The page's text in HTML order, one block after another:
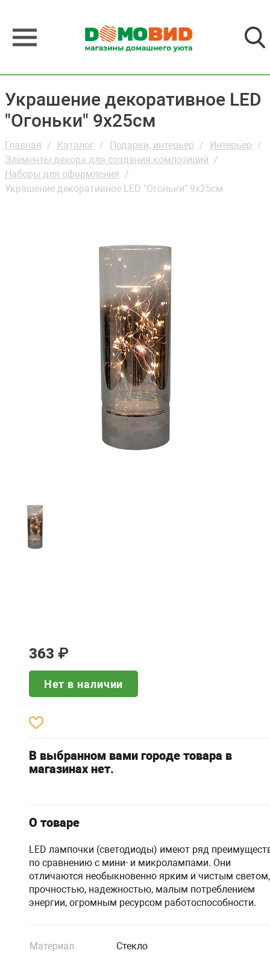
Украшение декоративное LED
"Огоньки" 9х25см
Главная Каталог Подарки, интерьер
Интерьер
Элементы декора для создания композиций
Наборы для оформления
Украшение декоративное LED "Огоньки" 9х25см
363 ₽
Нет в наличии
В выбранном вами городе товара в
магазинах нет.
О товаре
LED лампочки (светодиоды) имеют ряд
по сравнению с мини- и микролампами. Они
отличаются необыкновенно ярким и чистым светом,
прочностью, надежностью, малым потреблением
энергии, огромным ресурсом работоспособности.
Материал
Стекло